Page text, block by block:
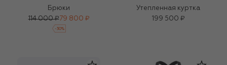
Брюки
114 000 ₽79 800 ₽
-30%
Утепленная куртка
199 500 ₽